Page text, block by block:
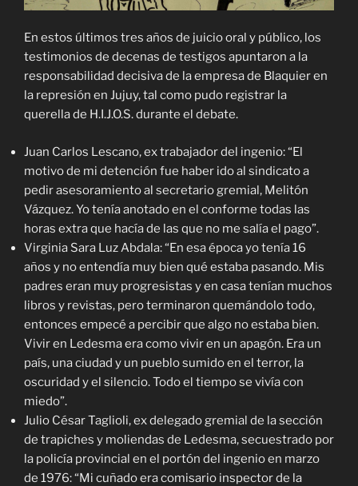
En estos últimos tres años de juicio oral y público, los
testimonios de decenas de testigos apuntaron a la
responsabilidad decisiva de la empresa de Blaquier en
la represión en Jujuy, tal como pudo registrar la
querella de H.I.J.O.S. durante el debate.
Juan Carlos Lescano, ex trabajador del ingenio: “El
motivo de mi detención fue haber ido al sindicato a
pedir asesoramiento al secretario gremial, Melitón
Vázquez. Yo tenía anotado en el conforme todas las
horas extra que hacía de las que no me salía el pago”.
Virginia Sara Luz Abdala: “En esa época yo tenía 16
años y no entendía muy bien qué estaba pasando. Mis
padres eran muy progresistas y en casa tenían muchos
libros y revistas, pero terminaron quemándolo todo,
entonces empecé a percibir que algo no estaba bien.
Vivir en Ledesma era como vivir en un apagón. Era un
país, una ciudad y un pueblo sumido en el terror, la
oscuridad y el silencio. Todo el tiempo se vivía con
miedo”.
Julio César Taglioli, ex delegado gremial de la sección
de trapiches y moliendas de Ledesma, secuestrado por
la policía provincial en el portón del ingenio en marzo
de 1976: “Mi cuñado era comisario inspector de la